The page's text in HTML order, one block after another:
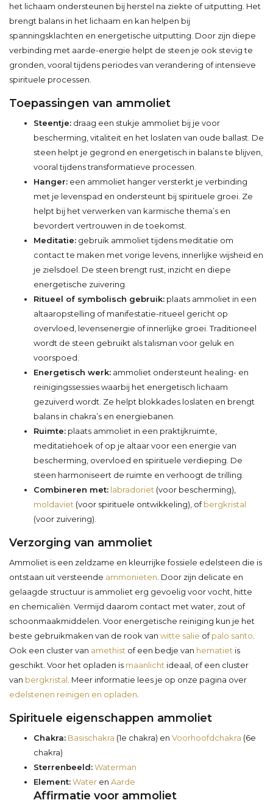
het lichaam ondersteunen bij herstel na ziekte of uitputting. Het
brengt balans in het lichaam en kan helpen bij
spanningsklachten en energetische uitputting. Door zijn diepe
verbinding met aarde-energie helpt de steen je ook stevig te
gronden, vooral tijdens periodes van verandering of intensieve
spirituele processen.
Toepassingen van ammoliet
Steentje: draag een stukje ammoliet bij je voor
bescherming, vitaliteit en het loslaten van oude ballast. De
steen helpt je gegrond en energetisch in balans te blijven,
vooral tijdens transformatieve processen.
Hanger: een ammoliet hanger versterkt je verbinding
met je levenspad en ondersteunt bij spirituele groei. Ze
helpt bij het verwerken van karmische thema’s en
bevordert vertrouwen in de toekomst.
Meditatie: gebruik ammoliet tijdens meditatie om
contact te maken met vorige levens, innerlijke wijsheid en
je zielsdoel. De steen brengt rust, inzicht en diepe
energetische zuivering.
Ritueel of symbolisch gebruik: plaats ammoliet in een
altaaropstelling of manifestatie-ritueel gericht op
overvloed, levensenergie of innerlijke groei. Traditioneel
wordt de steen gebruikt als talisman voor geluk en
voorspoed.
Energetisch werk: ammoliet ondersteunt healing- en
reinigingssessies waarbij het energetisch lichaam
gezuiverd wordt. Ze helpt blokkades loslaten en brengt
balans in chakra’s en energiebanen.
Ruimte: plaats ammoliet in een praktijkruimte,
meditatiehoek of op je altaar voor een energie van
bescherming, overvloed en spirituele verdieping. De
steen harmoniseert de ruimte en verhoogt de trilling.
Combineren met: labradoriet (voor bescherming),
moldaviet (voor spirituele ontwikkeling), ofbergkristal
(voor zuivering).
Verzorging van ammoliet
Ammoliet is een zeldzame en kleurrijke fossiele edelsteen die is
ontstaan uit versteende ammonieten . Door zijn delicate en
gelaagde structuur is ammoliet erg gevoelig voor vocht, hitte
en chemicaliën. Vermijd daarom contact met water, zout of
schoonmaakmiddelen. Voor energetische reiniging kun je het
beste gebruikmaken van de rook van witte salie ofpalo santo
Ook een cluster van amethist of een bedje van hematiet is
geschikt. Voor het opladen is maanlicht ideaal, of een cluster
van bergkristal . Meer informatie lees je op onze pagina over
edelstenen reinigen en opladen
Spirituele eigenschappen ammoliet
Chakra: Basischakra (1e chakra) en Voorhoofdchakra (6e
chakra)
Sterrenbeeld:Waterman
Element:Water en Aarde
Affirmatie voor ammoliet